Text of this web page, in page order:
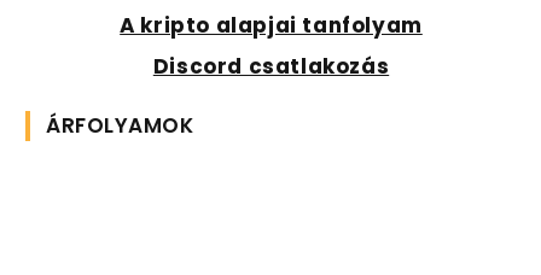
A kripto alapjai tanfolyam
Discord csatlakozás
ÁRFOLYAMOK